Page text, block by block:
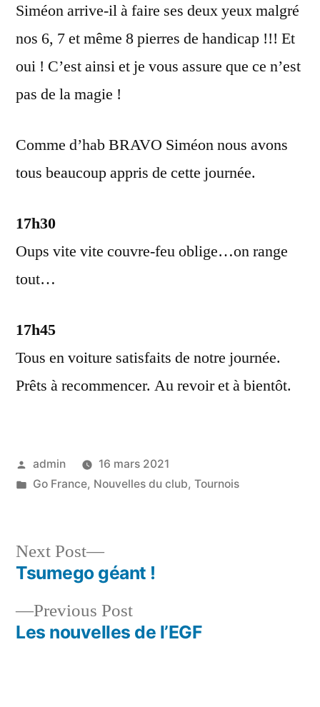
Siméon arrive-il à faire ses deux yeux malgré
nos 6, 7 et même 8 pierres de handicap !!! Et
oui ! C’est ainsi et je vous assure que ce n’est
pas de la magie !
Comme d’hab BRAVO Siméon nous avons
tous beaucoup appris de cette journée.
17h30
Oups vite vite couvre-feu oblige…on range
tout…
17h45
Tous en voiture satisfaits de notre journée.
Prêts à recommencer. Au revoir et à bientôt.
Posted
by
admin
16 mars 2021
Posted
Go France, Nouvelles du club, Tournois
Navigation
dePrevious PostPrevious
post:
Les nouvelles de l’EGF
Next Post
Next
post:
Tsumego géant !